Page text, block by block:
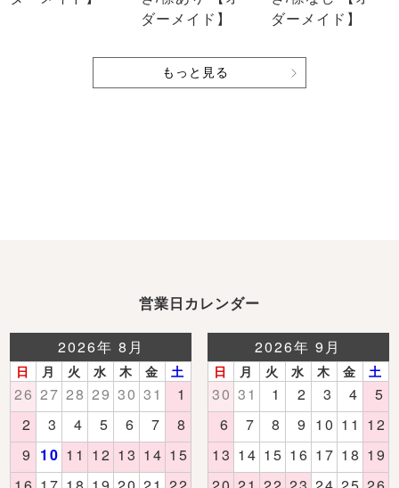
ダーメイド】
ダーメイド】
もっと見る
営業日カレンダー